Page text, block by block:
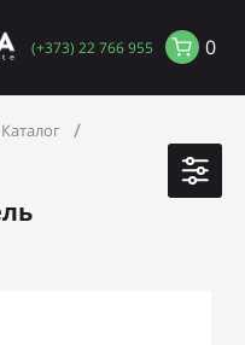
(+373) 22 766 955 0
Каталог